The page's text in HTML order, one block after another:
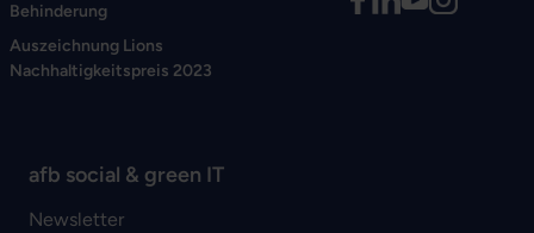
Behinderung
Auszeichnung Lions
Nachhaltigkeitspreis 2023
afb social & green IT
Newsletter